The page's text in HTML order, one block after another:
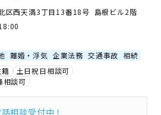
区西天満3丁目13番18号 島根ビル2階
離婚・浮気 企業法務 交通事故 相続
土日祝日相談可
相談可
相談受付中！